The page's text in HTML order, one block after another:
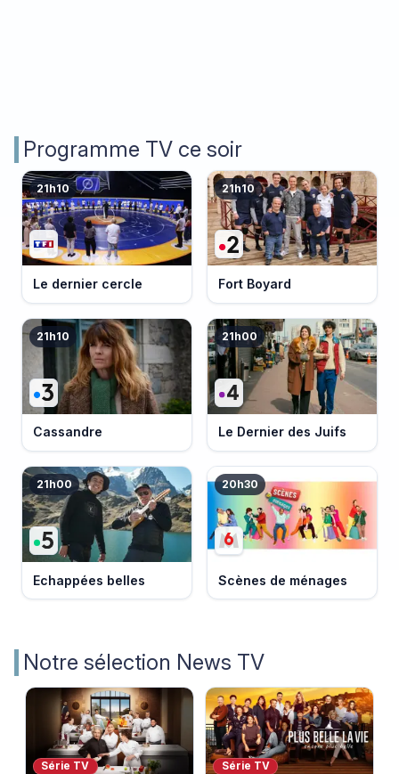
Programme TV ce soir
21h10
Le dernier cercle
21h10
Fort Boyard
21h10
Cassandre
21h00
Le Dernier des Juifs
21h00
Echappées belles
20h30
Scènes de ménages
Notre sélection News TV
Série TV Série TV